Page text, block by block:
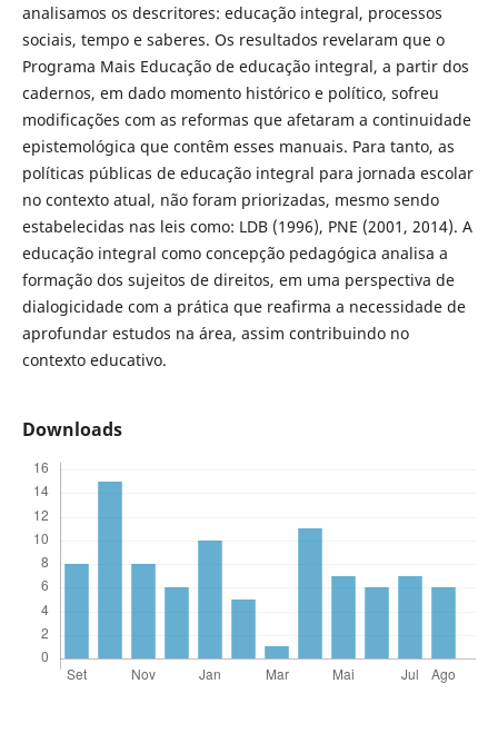
analisamos os descritores: educação integral, processos
sociais, tempo e saberes. Os resultados revelaram que o
Programa Mais Educação de educação integral, a partir dos
cadernos, em dado momento histórico e político, sofreu
modificações com as reformas que afetaram a continuidade
epistemológica que contêm esses manuais. Para tanto, as
políticas públicas de educação integral para jornada escolar
no contexto atual, não foram priorizadas, mesmo sendo
estabelecidas nas leis como: LDB (1996), PNE (2001, 2014). A
educação integral como concepção pedagógica analisa a
formação dos sujeitos de direitos, em uma perspectiva de
dialogicidade com a prática que reafirma a necessidade de
aprofundar estudos na área, assim contribuindo no
contexto educativo.
Downloads